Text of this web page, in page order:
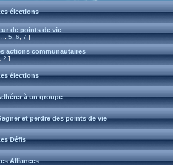
élections
de points de vie
5,6,7]
actions communautaires
2]
élections
à un groupe
et perdre des points de vie
Défis
Alliances